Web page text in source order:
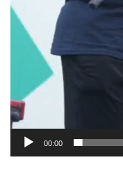
00:00